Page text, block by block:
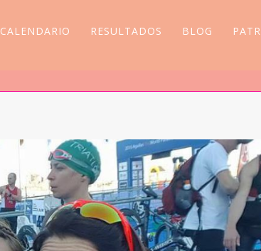
CALENDARIO RESULTADOS BLOG